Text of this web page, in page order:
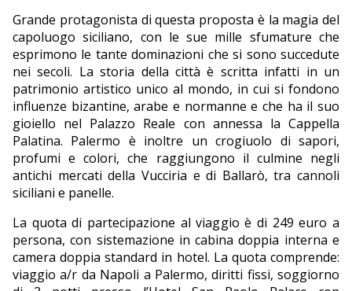
Grande protagonista di questa proposta è la magia del
capoluogo siciliano, con le sue mille sfumature che
esprimono le tante dominazioni che si sono succedute
nei secoli. La storia della città è scritta infatti in un
patrimonio artistico unico al mondo, in cui si fondono
influenze bizantine, arabe e normanne e che ha il suo
gioiello nel Palazzo Reale con annessa la Cappella
Palatina. Palermo è inoltre un crogiuolo di sapori,
profumi e colori, che raggiungono il culmine negli
antichi mercati della Vucciria e di Ballarò, tra cannoli
siciliani e panelle.
La quota di partecipazione al viaggio è di 249 euro a
persona, con sistemazione in cabina doppia interna e
camera doppia standard in hotel. La quota comprende:
viaggio a/r da Napoli a Palermo, diritti fissi, soggiorno